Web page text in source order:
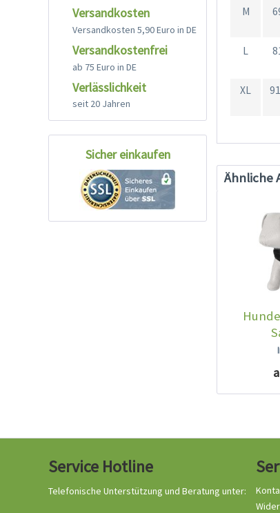
Versandkosten
Versandkosten 5,90 Euro in DE
Versandkostenfrei
ab 75 Euro in DE
Verlässlichkeit
seit 20 Jahren
Sicher einkaufen
M
L
XL
Ähnliche
Service Hotline
Telefonische Unterstützung und Beratung unter: